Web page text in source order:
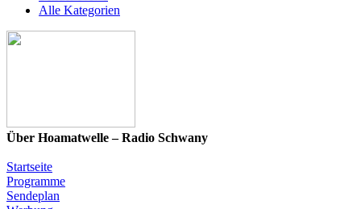
Alle Kategorien
Über Hoamatwelle – Radio Schwany
Startseite
Programme
Sendeplan